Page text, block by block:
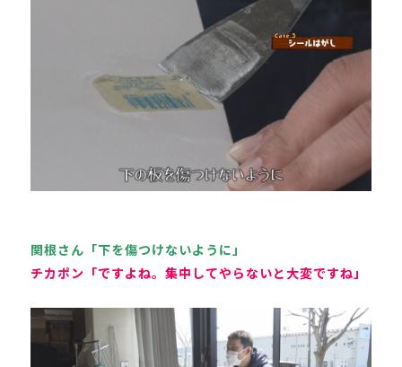
関根さん「下を傷つけないように」
チカポン「ですよね。集中してやらないと大変ですね」